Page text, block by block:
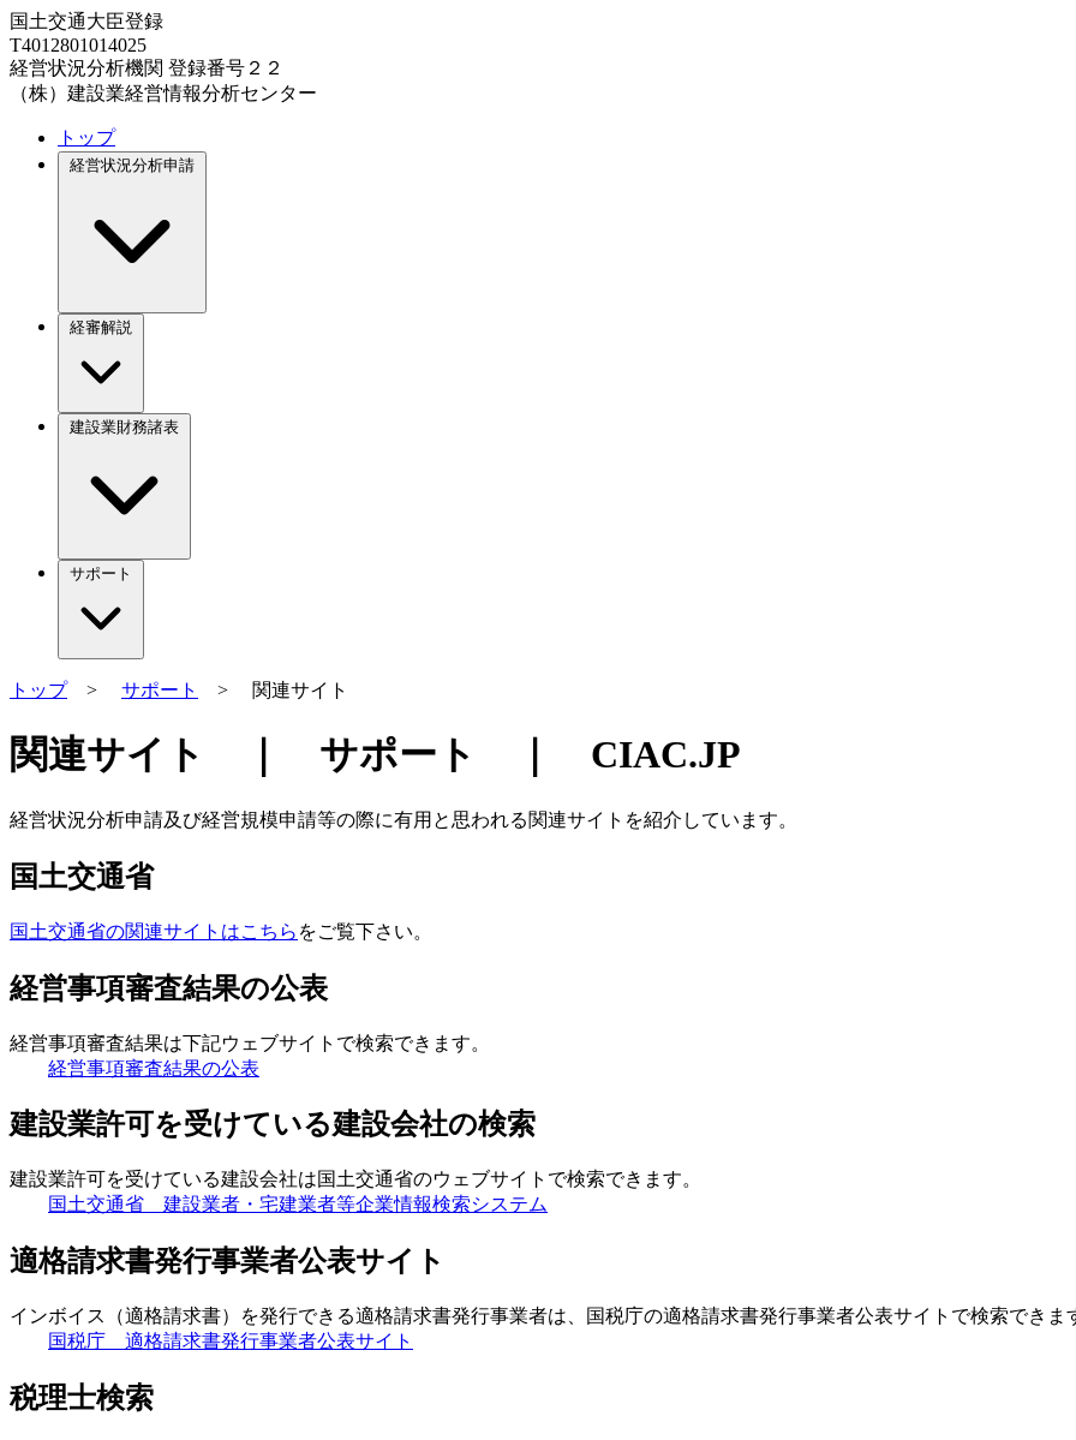
国土交通大臣登録
T4012801014025
経営状況分析機関 登録番号２２
（株）建設業経営情報分析センター
トップ
経営状況分析申請
経審解説
建設業財務諸表
サポート
トップ> サポート > 関連サイト
関連サイト ｜ サポート ｜ CIAC.JP
経営状況分析申請及び経営規模申請等の際に有用と思われる関連サイトを紹介しています。
国土交通省
国土交通省の関連サイトはこちら をご覧下さい。
経営事項審査結果の公表
経営事項審査結果は下記ウェブサイトで検索できます。
経営事項審査結果の公表
建設業許可を受けている建設会社の検索
建設業許可を受けている建設会社は国土交通省のウェブサイトで検索できます。
国土交通省 建設業者・宅建業者等企業情報検索システム
適格請求書発行事業者公表サイト
インボイス（適格請求書）を発行できる適格請求書発行事業者は、国税庁の適格請求書発行事業者公表サイトで検索できま
国税庁 適格請求書発行事業者公表サイト
税理士検索